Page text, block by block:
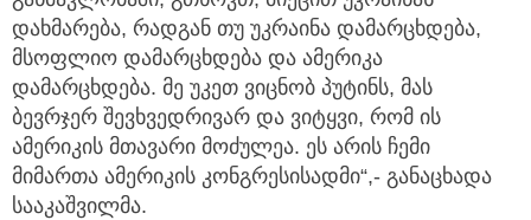
დახმარება, რადგან თუ უკრაინა დამარცხდება,
მსოფლიო დამარცხდება და ამერიკა
დამარცხდება. მე უკეთ ვიცნობ პუტინს, მას
ბევრჯერ შევხვედრივარ და ვიტყვი, რომ ის
ამერიკის მთავარი მოძულეა. ეს არის ჩემი
მიმართა ამერიკის კონგრესისადმი“,- განაცხადა
სააკაშვილმა.